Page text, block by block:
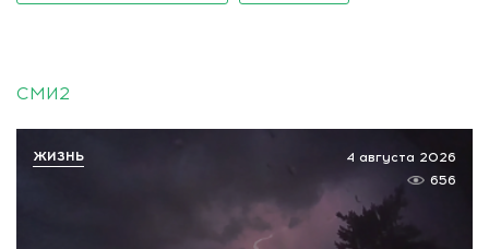
СМИ2
4 августа 2026
656
ЖИЗНЬ